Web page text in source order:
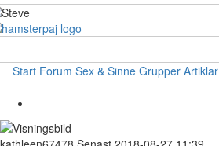
Start Forum Sex & Sinne Grupper Artiklar